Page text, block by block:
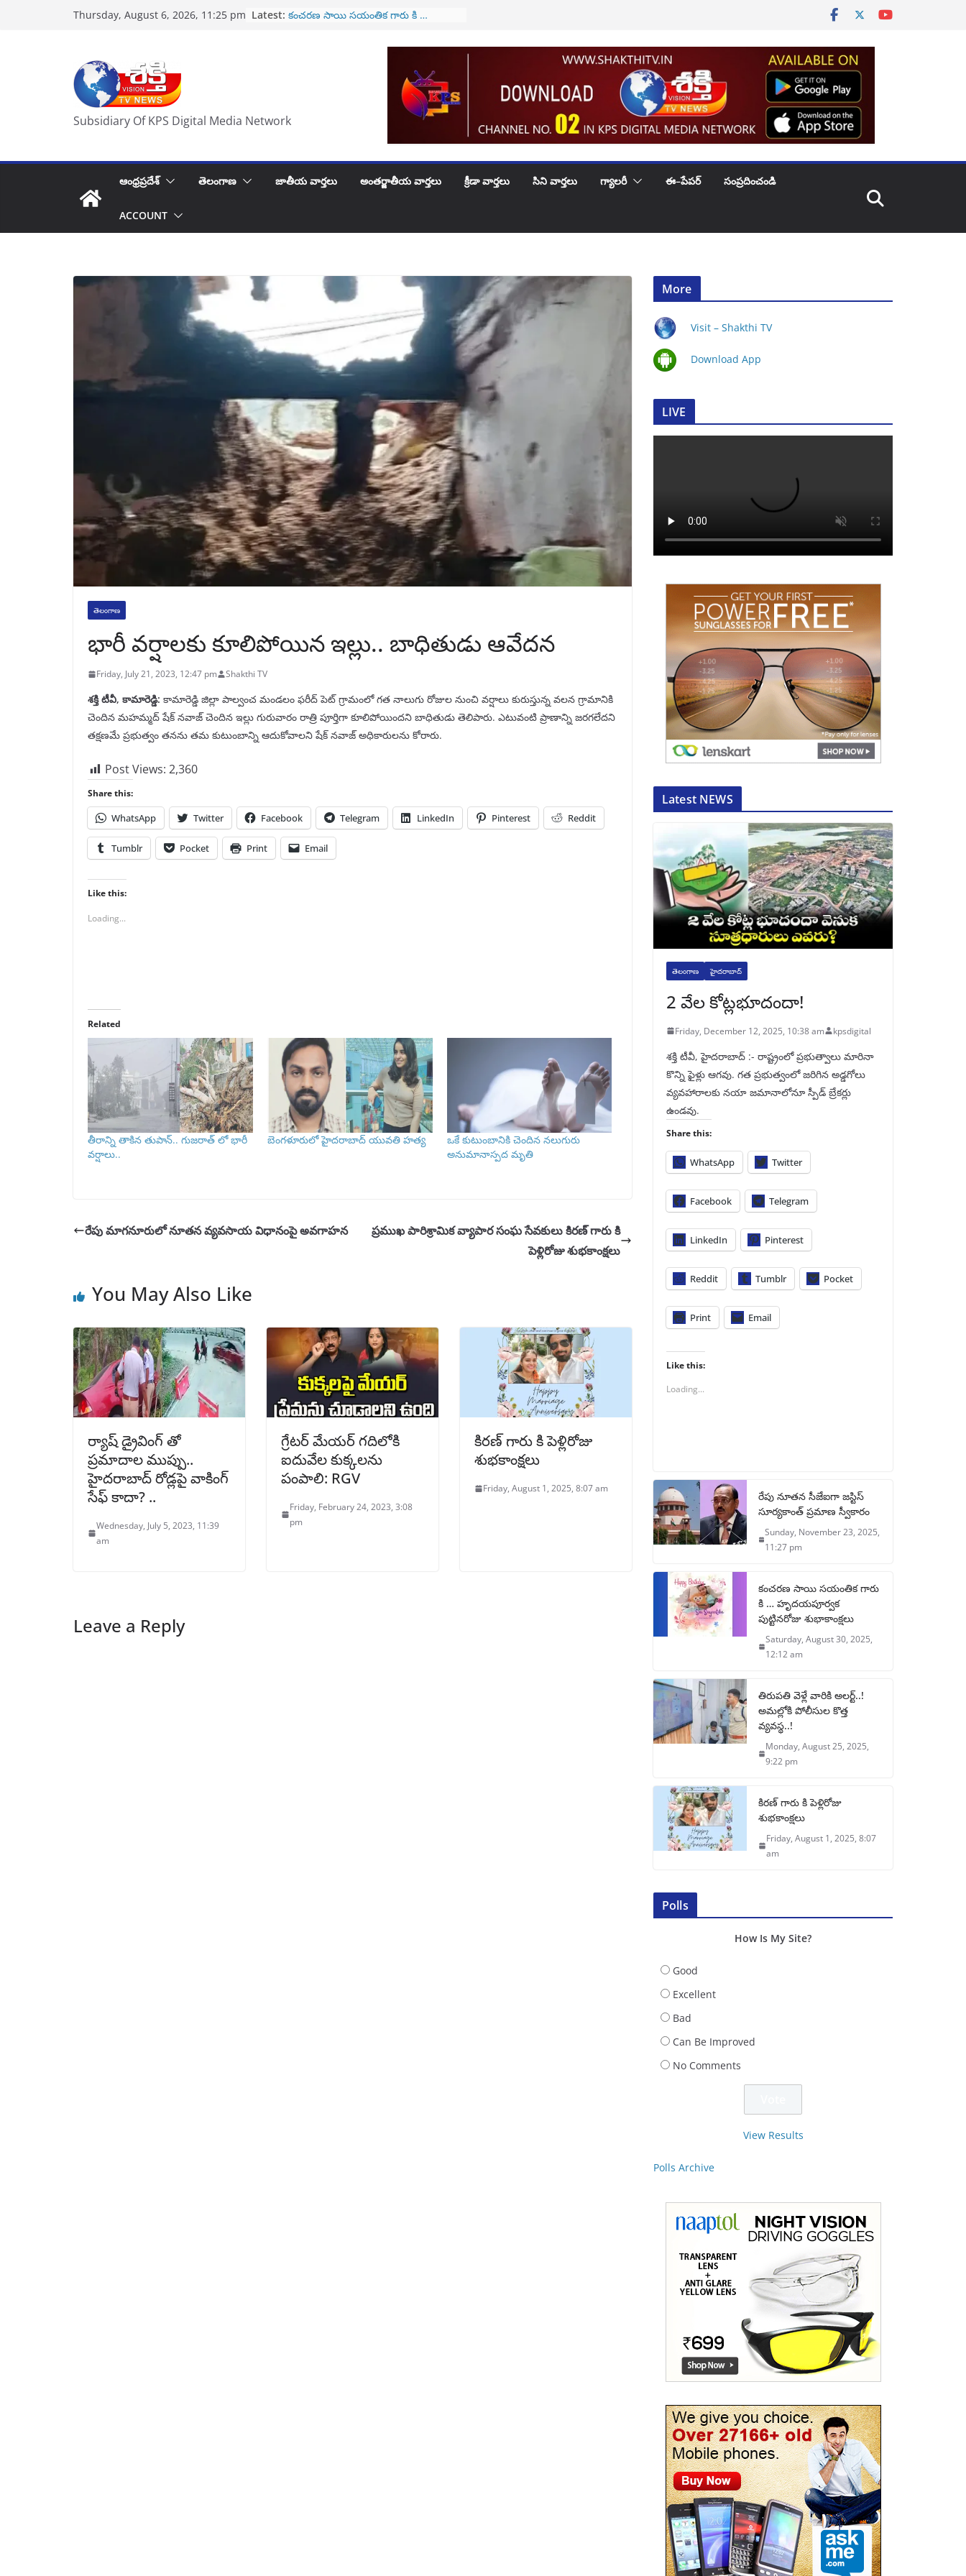
Thursday, August 6, 2026, 11:25 pm Latest: కంచరణ సాయి సయంతిక గారు కి …
కిరణ్ గారు కి పెళ్లిరోజు శుభకాంక్షలు
రేపు నూతన సీజేఐగా జస్టిస్ సూర్యకాంత్
Subsidiary Of KPS Digital Media Network
ఆంధ్రప్రదేశ్ తెలంగాణ జాతీయ వార్తలు అంతర్జాతీయ వార్తలు క్రీడా వార్తలు సిని వార్తలు గ్యాలరీ ఈ–పేపర్ సంప్రదించండి
ACCOUNT
తెలంగాణ
భారీ వర్షాలకు కూలిపోయిన ఇల్లు.. బాధితుడు ఆవేదన
Friday, July 21, 2023, 12:47 pm Shakthi TV
శక్తి టీవీ, కామారెడ్డి: కామారెడ్డి జిల్లా పాల్వంచ మండలం ఫరీద్ పెట్ గ్రామంలో గత నాలుగు రోజుల నుంచి వర్షాలు కురుస్తున్న వలన గ్రామానికి
చెందిన మహమ్మద్ షేక్ నవాజ్ చెందిన ఇల్లు గురువారం రాత్రి పూర్తిగా కూలిపోయిందని బాధితుడు తెలిపారు. ఎటువంటి ప్రాణాన్ని జరగలేదని
తక్షణమే ప్రభుత్వం తనను తమ కుటుంబాన్ని ఆదుకోవాలని షేక్ నవాజ్ అధికారులను కోరారు.
Post Views: 2,360
Share this:
WhatsApp Twitter Facebook Telegram LinkedIn Pinterest Reddit
Tumblr Pocket Print Email
Like this:
Loading...
Related
తీరాన్ని తాకిన తుపాన్.. గుజరాత్ లో భారీ
వర్షాలు..
బెంగళూరులో హైదరాబాద్ యువతి హత్య
ఒకే కుటుంబానికి చెందిన నలుగురు
అనుమానాస్పద మృతి
రేపు మాగనూరులో నూతన వ్యవసాయ విధానంపై అవగాహన
ప్రముఖ పారిశ్రామిక వ్యాపార సంఘ సేవకులు కిరణ్ గారు కి
పెళ్లిరోజు శుభకాంక్షలు
You May Also Like
ర్యాష్ డ్రైవింగ్ తో
ప్రమాదాల ముప్పు..
హైదరాబాద్‌ రోడ్లపై వాకింగ్‌
సేఫ్ కాదా? ..
Wednesday, July 5, 2023, 11:39
am
గ్రేటర్ మేయర్ గదిలోకి
ఐదువేల కుక్కలను
పంపాలి: RGV
Friday, February 24, 2023, 3:08
pm
కిరణ్ గారు కి పెళ్లిరోజు
శుభకాంక్షలు
Friday, August 1, 2025, 8:07 am
Leave a Reply
More
Visit – Shakthi TV
Download App
LIVE
Latest NEWS
తెలంగాణ హైదరాబాద్
2 వేల కోట్లభూదందా!
Friday, December 12, 2025, 10:38 am kpsdigital
శక్తి టీవీ, హైదరాబాద్‌ :- రాష్ట్రంలో ప్రభుత్వాలు మారినా
కొన్ని ఫైళ్లు ఆగవు. గత ప్రభుత్వంలో జరిగిన అడ్డగోలు
వ్యవహారాలకు నయా జమానాలోనూ స్పీడ్‌ బ్రేకర్లు
ఉండవు.
Share this:
WhatsApp Twitter
Facebook Telegram
LinkedIn Pinterest
Reddit Tumblr Pocket
Print Email
Like this:
Loading...
రేపు నూతన సీజేఐగా జస్టిస్
సూర్యకాంత్ ప్రమాణ స్వీకారం
Sunday, November 23, 2025,
11:27 pm
కంచరణ సాయి సయంతిక గారు
కి … హృదయపూర్వక
పుట్టినరోజు శుభాకాంక్షలు
Saturday, August 30, 2025,
12:12 am
తిరుపతి వెళ్లే వారికి అలర్ట్..!
అమల్లోకి పోలీసుల కొత్త
వ్యవస్థ..!
Monday, August 25, 2025,
9:22 pm
కిరణ్ గారు కి పెళ్లిరోజు
శుభకాంక్షలు
Friday, August 1, 2025, 8:07
am
Polls
How Is My Site?
Good
Excellent
Bad
Can Be Improved
No Comments
View Results
Polls Archive